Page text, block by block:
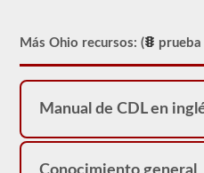
tanque.
preguntas
se
manual
conductor
Más Ohio recursos: ( prueba
Manual de CDL en